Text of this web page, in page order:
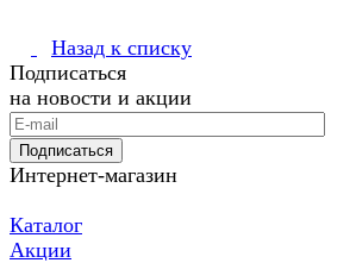
Назад к списку
Подписаться
на новости и акции
Подписаться
Интернет-магазин
Каталог
Акции